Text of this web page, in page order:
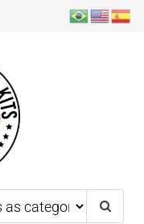
3x sem juros!